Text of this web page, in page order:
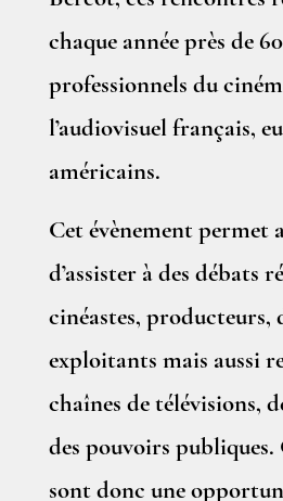
chaque année près de
professionnels du
l’audiovisuel français,
américains.
Cet évènement permet
d’assister à des débats
cinéastes,
exploitants mais aussi
chaînes de télévisions,
des pouvoirs publiques.
sont donc une